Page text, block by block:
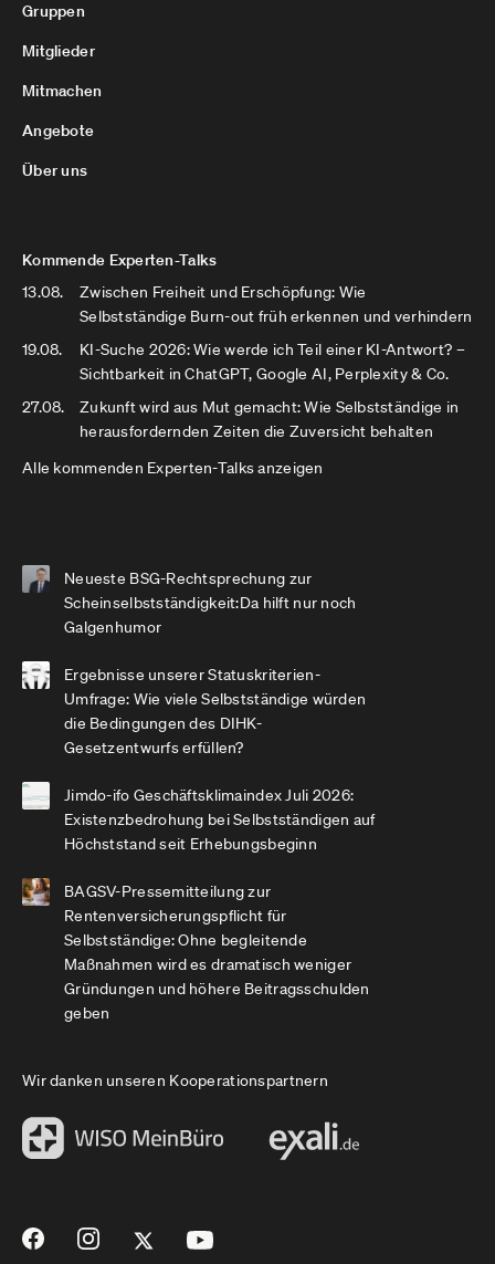
Gruppen
Mitglieder
Mitmachen
Angebote
Über uns
Kommende Experten-Talks
13.08.
Zwischen Freiheit und Erschöpfung: Wie
Selbstständige Burn-out früh erkennen und verhindern
19.08.
KI-Suche 2026: Wie werde ich Teil einer KI-Antwort? –
Sichtbarkeit in ChatGPT, Google AI, Perplexity & Co.
27.08.
Zukunft wird aus Mut gemacht: Wie Selbstständige in
herausfordernden Zeiten die Zuversicht behalten
Alle kommenden Experten-Talks anzeigen
Neueste BSG-Rechtsprechung zur
Scheinselbstständigkeit:Da hilft nur noch
Galgenhumor
Ergebnisse unserer Statuskriterien-
Umfrage: Wie viele Selbstständige würden
die Bedingungen des DIHK-
Gesetzentwurfs erfüllen?
Jimdo-ifo Geschäftsklimaindex Juli 2026:
Existenzbedrohung bei Selbstständigen auf
Höchststand seit Erhebungsbeginn
BAGSV-Pressemitteilung zur
Rentenversicherungspflicht für
Selbstständige: Ohne begleitende
Maßnahmen wird es dramatisch weniger
Gründungen und höhere Beitragsschulden
geben
Wir danken unseren Kooperationspartnern